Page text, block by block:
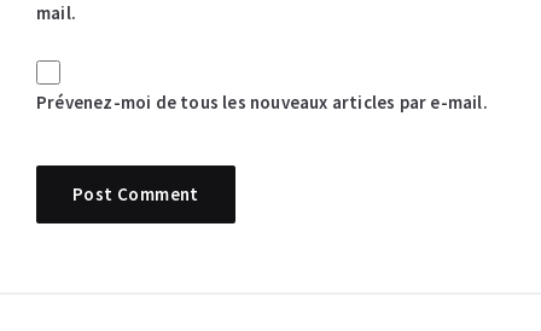
mail.
Prévenez-moi de tous les nouveaux articles par e-mail.